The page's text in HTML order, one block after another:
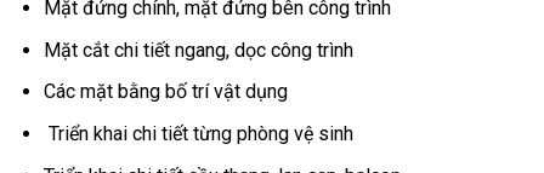
Mặt đứng chính, mặt đứng bên công trình
Mặt cắt chi tiết ngang, dọc công trình
Các mặt bằng bố trí vật dụng
Triển khai chi tiết từng phòng vệ sinh